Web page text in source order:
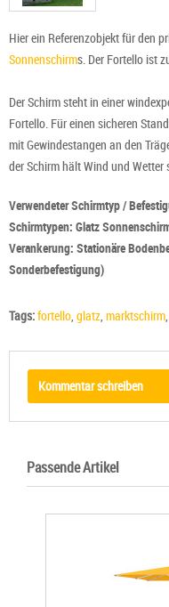
Hier ein Referenzobjekt für den
Sonnenschirms. Der Fortello ist
Der Schirm steht in einer
Fortello. Für einen sicheren
mit Gewindestangen an den
der Schirm hält Wind und Wetter
Verwendeter Schirmtyp /
Schirmtypen: Glatz
Verankerung: Stationäre
Sonderbefestigung)
Tags:fortello, glatz, marktschirm,
Kommentar schreiben
Passende Artikel